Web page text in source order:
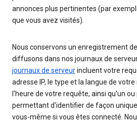
annonces plus pertinentes (par
que vous avez visités).
Nous conservons un enregistrement
diffusons dans nos journaux de
journaux de serveurincluent votre
adresse IP, le type et la langue de
l'heure de votre requête, ainsi qu'un
permettant d'identifier de façon
vous-même si vous êtes connecté.